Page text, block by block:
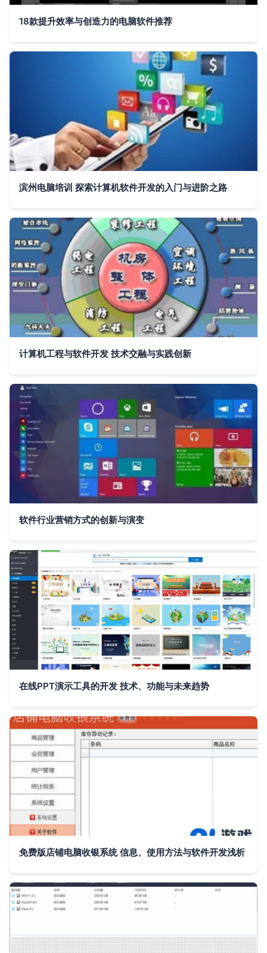
18款提升效率与创造力的电脑软件推荐
滨州电脑培训 探索计算机软件开发的入门与进阶之路
计算机工程与软件开发 技术交融与实践创新
软件行业营销方式的创新与演变
在线PPT演示工具的开发 技术、功能与未来趋势
免费版店铺电脑收银系统 信息、使用方法与软件开发浅析